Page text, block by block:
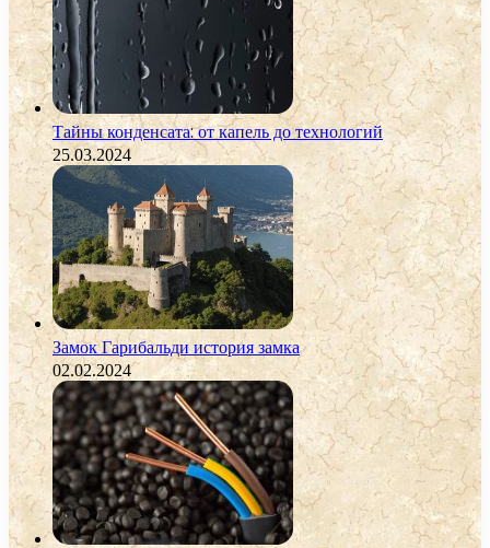
Тайны конденсата: от капель до технологий
25.03.2024
Замок Гарибальди история замка
02.02.2024